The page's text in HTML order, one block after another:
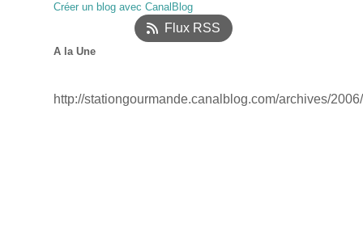
Janvier(18)
Créer un blog avec CanalBlog
Flux RSS
A la Une
http://stationgourmande.canalblog.com/archives/